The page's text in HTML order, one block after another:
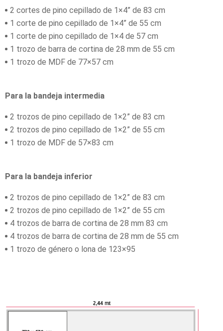
2 cortes de pino cepillado de 1×4” de 83 cm
1 corte de pino cepillado de 1×4” de 55 cm
1 corte de pino cepillado de 1×4 de 57 cm
1 trozo de barra de cortina de 28 mm de 55 cm
1 trozo de MDF de 77×57 cm
Para la bandeja intermedia
2 trozos de pino cepillado de 1×2” de 83 cm
2 trozos de pino cepillado de 1×2” de 55 cm
1 trozo de MDF de 57×83 cm
Para la bandeja inferior
2 trozos de pino cepillado de 1×2” de 83 cm
2 trozos de pino cepillado de 1×2” de 55 cm
4 trozos de barra de cortina de 28 mm 83 cm
4 trozos de barra de cortina de 28 mm de 55 cm
1 trozo de género o lona de 123×95